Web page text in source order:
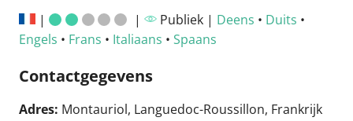
|
| Publiek | Deens • Duits •
Engels • Frans • Italiaans • Spaans
Contactgegevens
Adres: Montauriol, Languedoc-Roussillon, Frankrijk